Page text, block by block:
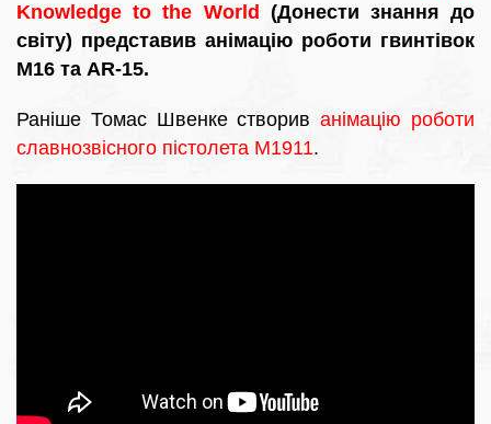
Knowledge to the World
(Донести знання до
світу) представив анімацію роботи гвинтівок
M16 та AR-15.
Раніше Томас Швенке створиванімацію роботи
славнозвісного пістолета M1911.